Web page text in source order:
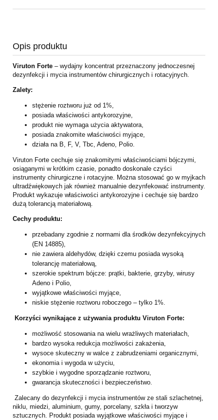
Opis produktu
Viruton Forte – wydajny koncentrat przeznaczony jednoczesnej
dezynfekcji i mycia instrumentów chirurgicznych i rotacyjnych.
Zalety:
stężenie roztworu już od 1%,
posiada właściwości antykorozyjne,
produkt nie wymaga użycia aktywatora,
posiada znakomite właściwości myjące,
działa na B, F, V, Tbc, Adeno, Polio.
Viruton Forte cechuje się znakomitymi właściwościami bójczymi,
osiąganymi w krótkim czasie, ponadto doskonale czyści
instrumenty chirurgiczne i rotacyjne. Można stosować go w myjkach
ultradźwiękowych jak również manualnie dezynfekować instrumenty.
Produkt wykazuje właściwości antykorozyjne i cechuje się bardzo
dużą tolerancją materiałową.
Cechy produktu:
przebadany zgodnie z normami dla środków dezynfekcyjnych
(EN 14885),
nie zawiera aldehydów, dzięki czemu posiada wysoką
tolerancję materiałową,
szerokie spektrum bójcze: prątki, bakterie, grzyby, wirusy
Adeno i Polio,
wyjątkowe właściwości myjące,
niskie stężenie roztworu roboczego – tylko 1%.
Korzyści wynikające z używania produktu Viruton Forte:
możliwość stosowania na wielu wrażliwych materiałach,
bardzo wysoka redukcja możliwości zakażenia,
wysoce skuteczny w walce z zabrudzeniami organicznymi,
ekonomia i wygoda w użyciu,
szybkie i wygodne sporządzanie roztworu,
gwarancja skuteczności i bezpieczeństwo.
Zalecany do dezynfekcji i mycia instrumentów ze stali szlachetnej,
niklu, miedzi, aluminium, gumy, porcelany, szkła i tworzyw
sztucznych. Produkt posiada wyjątkowe właściwości myjące i